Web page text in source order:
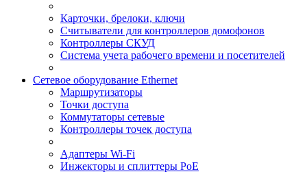
Карточки, брелоки, ключи
Считыватели для контроллеров домофонов
Контроллеры СКУД
Система учета рабочего времени и посетителей
Сетевое оборудование Ethernet
Маршрутизаторы
Точки доступа
Коммутаторы сетевые
Контроллеры точек доступа
Адаптеры Wi-Fi
Инжекторы и сплиттеры РоЕ